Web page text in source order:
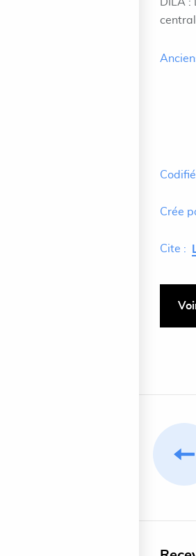
Crée
Cite :